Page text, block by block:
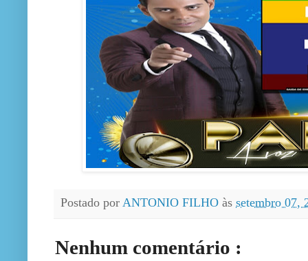
Postado por ANTONIO FILHO às setembro 07,
Nenhum comentário :